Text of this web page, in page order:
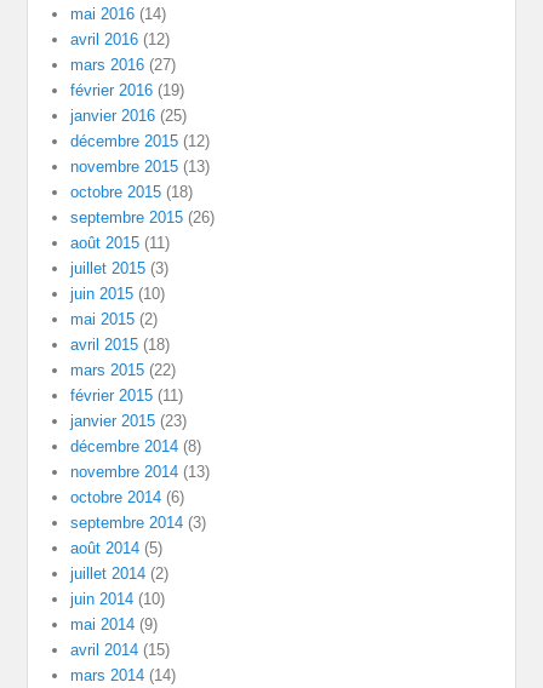
mai 2016 (14)
avril 2016 (12)
mars 2016 (27)
février 2016 (19)
janvier 2016 (25)
décembre 2015 (12)
novembre 2015 (13)
octobre 2015 (18)
septembre 2015 (26)
août 2015 (11)
juillet 2015 (3)
juin 2015 (10)
mai 2015 (2)
avril 2015 (18)
mars 2015 (22)
février 2015 (11)
janvier 2015 (23)
décembre 2014 (8)
novembre 2014 (13)
octobre 2014 (6)
septembre 2014 (3)
août 2014 (5)
juillet 2014 (2)
juin 2014 (10)
mai 2014 (9)
avril 2014 (15)
mars 2014 (14)